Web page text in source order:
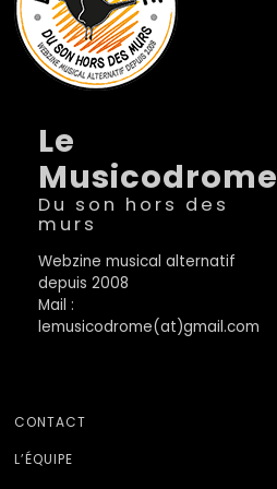
Le
Musicodrome
Du son hors des
murs
Webzine musical alternatif
depuis 2008
Mail :
lemusicodrome(at)gmail.com
CONTACT
L’ÉQUIPE